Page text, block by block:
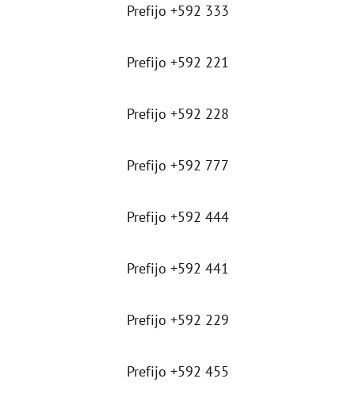
Prefijo +592 333
Prefijo +592 221
Prefijo +592 228
Prefijo +592 777
Prefijo +592 444
Prefijo +592 441
Prefijo +592 229
Prefijo +592 455